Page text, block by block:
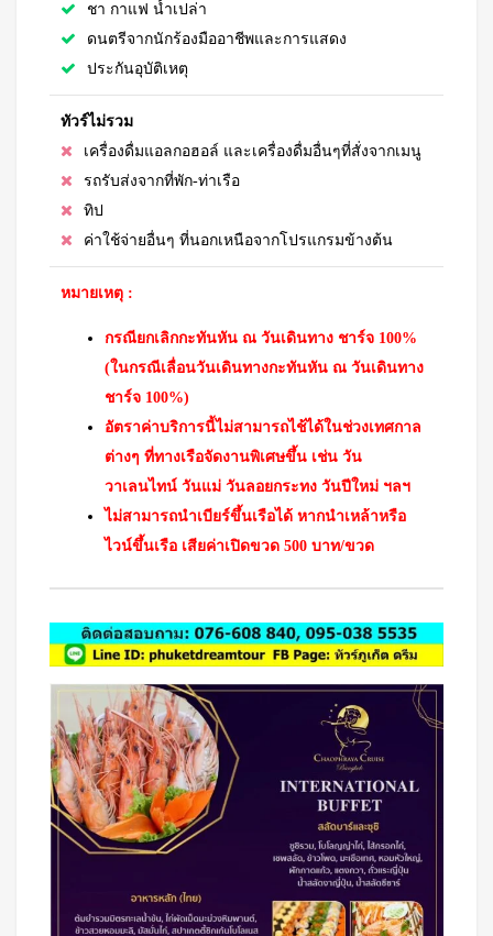
ชา กาแฟ น้ำเปล่า
ดนตรีจากนักร้องมืออาชีพและการแสดง
ประกันอุบัติเหตุ
ทัวร์ไม่รวม
เครื่องดื่มแอลกอฮอล์ และเครื่องดื่มอื่นๆที่สั่งจากเมนู
รถรับส่งจากที่พัก-ท่าเรือ
ทิป
ค่าใช้จ่ายอื่นๆ ที่นอกเหนือจากโปรแกรมข้างต้น
หมายเหตุ :
กรณียกเลิกกะทันหัน ณ วันเดินทาง ชาร์จ 100%
(ในกรณีเลื่อนวันเดินทางกะทันหัน ณ วันเดินทาง
ชาร์จ 100%)
อัตราค่าบริการนี้ไม่สามารถไช้ได้ในช่วงเทศกาล
ต่างๆ ที่ทางเรือจัดงานพิเศษขึ้น เช่น วัน
วาเลนไทน์ วันแม่ วันลอยกระทง วันปีใหม่ ฯลฯ
ไม่สามารถนำเบียร์ขึ้นเรือได้ หากนำเหล้าหรือ
ไวน์ขึ้นเรือ เสียค่าเปิดขวด 500 บาท/ขวด